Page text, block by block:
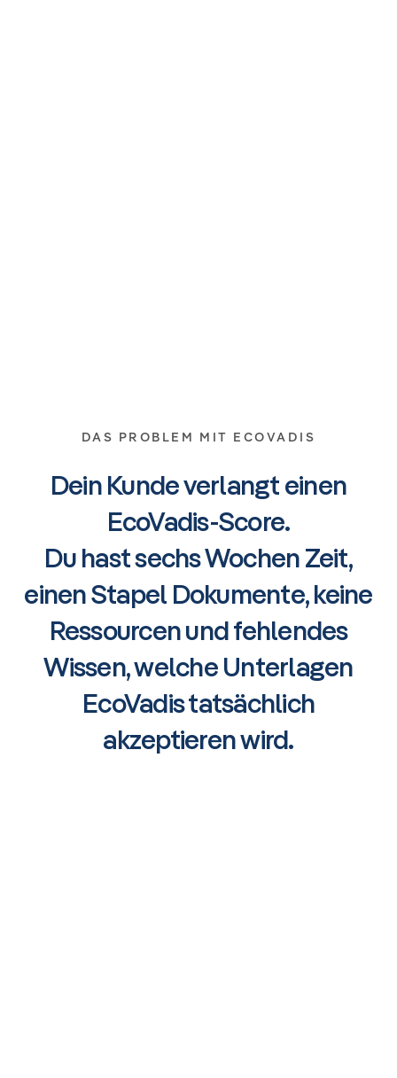
DAS PROBLEM MIT ECOVADIS
Dein Kunde verlangt einen
EcoVadis-Score.
Du hast sechs Wochen Zeit,
einen Stapel Dokumente, keine
Ressourcen und fehlendes
Wissen, welche Unterlagen
EcoVadis tatsächlich
akzeptieren wird.